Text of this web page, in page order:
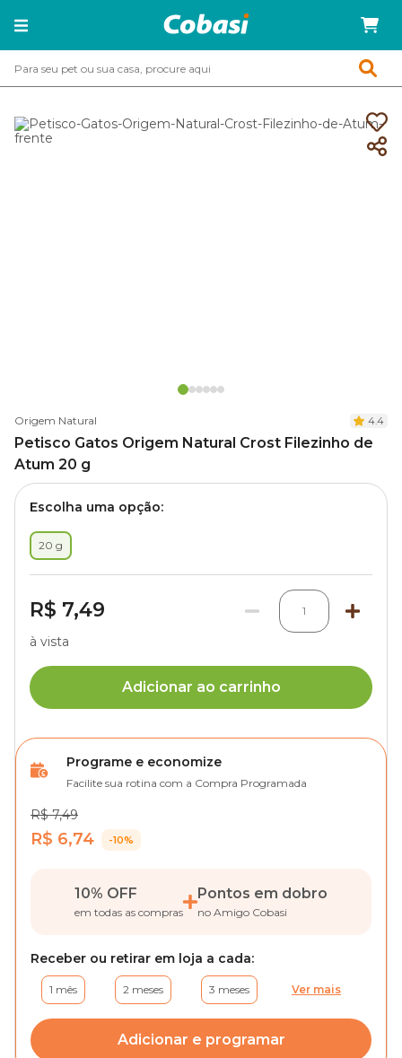
Origem Natural 4.4
Petisco Gatos Origem Natural Crost Filezinho de
Atum 20 g
Escolha uma opção:
20 g
R$ 7,49 1
à vista
Adicionar ao carrinho
Programe e economize
Facilite sua rotina com a Compra Programada
R$ 7,49
R$ 6,74 -10%
10% OFF
em todas as compras
Pontos em dobro
no Amigo Cobasi
Receber ou retirar em loja a cada:
1 mês 2 meses 3 meses Ver mais
Adicionar e programar